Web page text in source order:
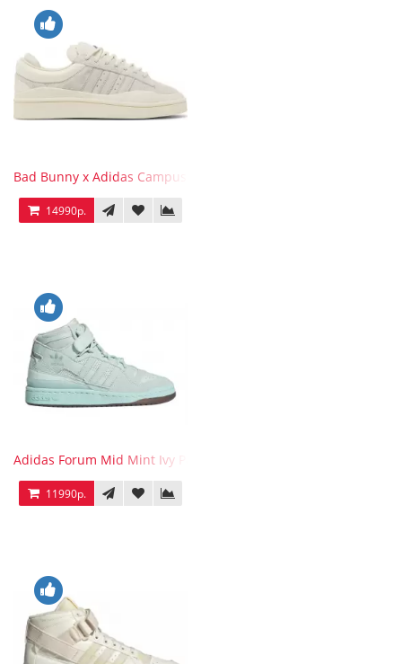
Bad Bunny x Adidas Campus Light
14990р.
Adidas Forum Mid Mint Ivy Park
11990р.